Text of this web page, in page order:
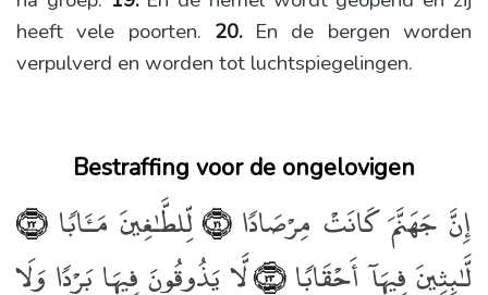
heeft vele poorten. 20. En de bergen worden
verpulverd en worden tot luchtspiegelingen.
Bestraffing voor de ongelovigen
إِنَّ جَهَنَّمَ كَانَتْ مِرْصَادًۭا﴿٢١﴾ لِّلطَّـٰغِينَ مَـَٔابًۭا﴿٢٢﴾
لَّـٰبِثِينَ فِيهَآ أَحْقَابًۭا﴿٢٣﴾ لَّا يَذُوقُونَ فِيهَا بَرْدًۭا وَلَا